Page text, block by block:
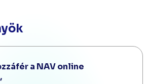
a NAV online